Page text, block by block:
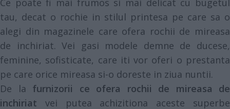
Ce poate fi mai frumos si mai delicat cu bugetul
tau, decat o rochie in stilul printesa pe care sa o
alegi din magazinele care ofera rochii de mireasa
de inchiriat. Vei gasi modele demne de ducese,
feminine, sofisticate, care iti vor oferi o prestanta
pe care orice mireasa si-o doreste in ziua nuntii.
De la furnizorii ce ofera rochii de mireasa de
inchiriat vei putea achizitiona aceste superbe